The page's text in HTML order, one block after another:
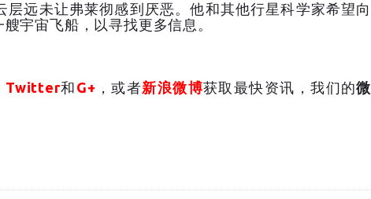
层远未让弗莱彻感到厌恶。他和其他行星科学家希望向
宇宙飞船，以寻找更多信息。
Twitter和 G+ ，或者新浪微博获取最快资讯，我们的微